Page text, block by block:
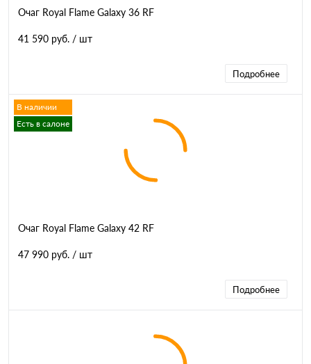
Очаг Royal Flame Galaxy 36 RF
41 590 руб. / шт
Подробнее
В наличии
Есть в салоне
Очаг Royal Flame Galaxy 42 RF
47 990 руб. / шт
Подробнее